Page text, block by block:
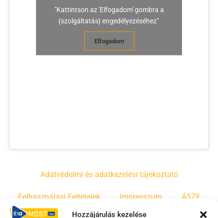
Hozzájárulás kezelése
"Kattintson az 'Elfogadom' gombra a
{szolgáltatás} engedélyezéséhez"
Elfogadom
Adatvédelmi és adatkezelési tájékoztató
Felhasználási Feltételek Impresszum ÁSZF